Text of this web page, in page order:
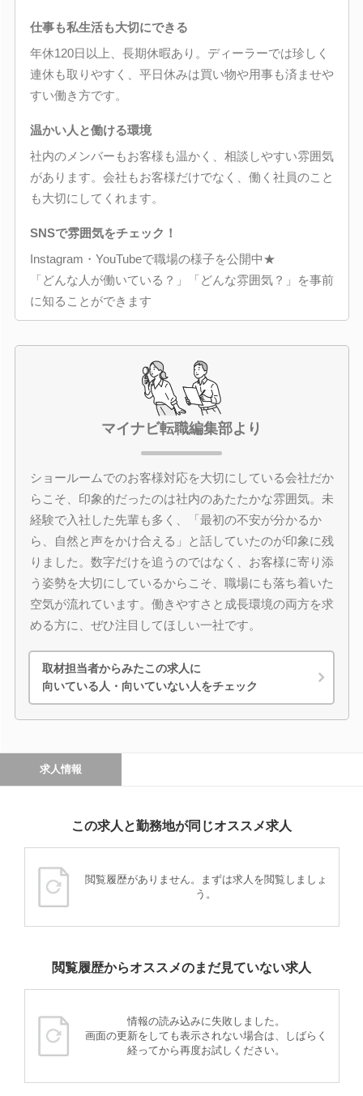
仕事も私生活も大切にできる
年休120日以上、長期休暇あり。ディーラーでは珍しく
連休も取りやすく、平日休みは買い物や用事も済ませや
すい働き方です。
温かい人と働ける環境
社内のメンバーもお客様も温かく、相談しやすい雰囲気
があります。会社もお客様だけでなく、働く社員のこと
も大切にしてくれます。
SNSで雰囲気をチェック！
Instagram・YouTubeで職場の様子を公開中★
「どんな人が働いている？」「どんな雰囲気？」を事前
に知ることができます
マイナビ転職編集部より
ショールームでのお客様対応を大切にしている会社だか
らこそ、印象的だったのは社内のあたたかな雰囲気。未
経験で入社した先輩も多く、「最初の不安が分かるか
ら、自然と声をかけ合える」と話していたのが印象に残
りました。数字だけを追うのではなく、お客様に寄り添
う姿勢を大切にしているからこそ、職場にも落ち着いた
空気が流れています。働きやすさと成長環境の両方を求
める方に、ぜひ注目してほしい一社です。
取材担当者からみたこの求人に
向いている人・向いていない人をチェック
求人情報
この求人と勤務地が同じオススメ求人
閲覧履歴がありません。まずは求人を閲覧しましょ
う。
閲覧履歴からオススメのまだ見ていない求人
情報の読み込みに失敗しました。
画面の更新をしても表示されない場合は、しばらく
経ってから再度お試しください。